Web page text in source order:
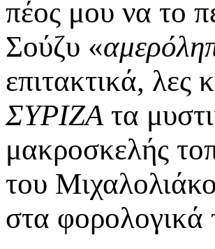
πέος μου να το
Σούζυ «
επιτακτικά,
ΣΥΡΙΖΑ τα
μακροσκελής
του
στα φορολογικά